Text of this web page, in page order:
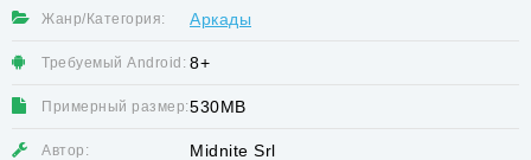
Жанр/Категория: Аркады
Требуемый Android: 8+
Примерный размер:530MB
Автор: Midnite Srl